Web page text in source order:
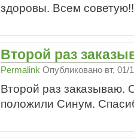
здоровы. Всем
Второй раз
Permalink Опубликовано вт, 01/
Второй раз заказываю.
положили Синум.